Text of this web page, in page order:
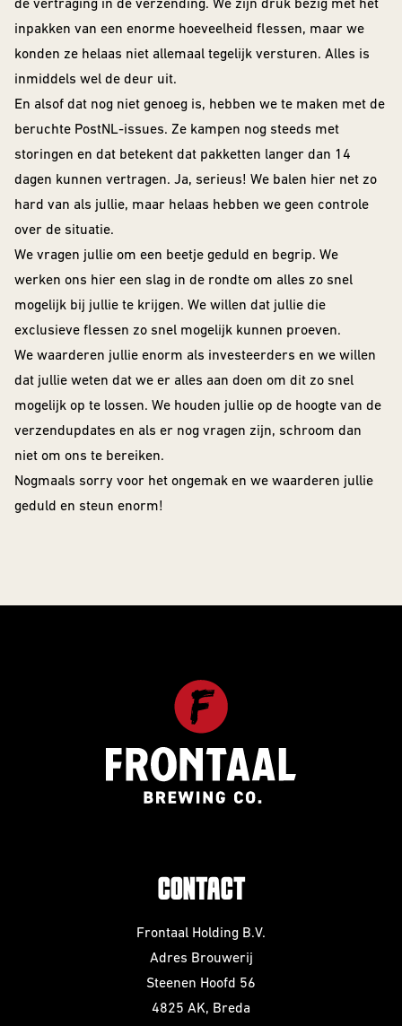
Smooth
Criminals
For The Love Of
Hops
Piece of Cake
STIJLEN
Alle Stijlen
Bokbier
Alcohol Vrij /
Arm
Barrel Aged
IPA
NEIPA
BEER CLUB
BIEREN
Beer Club Trial
Bieren
bijbestellen
BEDRIJVEN
Huurbrouwen
Downloads
de vertraging in de verzending. We zijn druk bezig met het
inpakken van een enorme hoeveelheid flessen, maar we
konden ze helaas niet allemaal tegelijk versturen. Alles is
inmiddels wel de deur uit.
En alsof dat nog niet genoeg is, hebben we te maken met de
beruchte PostNL-issues. Ze kampen nog steeds met
storingen en dat betekent dat pakketten langer dan 14
dagen kunnen vertragen. Ja, serieus! We balen hier net zo
hard van als jullie, maar helaas hebben we geen controle
over de situatie.
We vragen jullie om een beetje geduld en begrip. We
werken ons hier een slag in de rondte om alles zo snel
mogelijk bij jullie te krijgen. We willen dat jullie die
exclusieve flessen zo snel mogelijk kunnen proeven.
We waarderen jullie enorm als investeerders en we willen
dat jullie weten dat we er alles aan doen om dit zo snel
mogelijk op te lossen. We houden jullie op de hoogte van de
verzendupdates en als er nog vragen zijn, schroom dan
niet om ons te bereiken.
Nogmaals sorry voor het ongemak en we waarderen jullie
geduld en steun enorm!
CONTACT
Frontaal Holding B.V.
Adres Brouwerij
Steenen Hoofd 56
4825 AK, Breda